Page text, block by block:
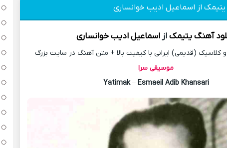
یتیمک از اسماعیل ادیب خوانساری
آهنگیتیمکازاسماعیل ادیب خوانساری
(قدیمی) ایرانی با کیفیت بالا + متن آهنگ در سایت بزرگ
موسیقی سرا
Yatimak– Esmaeil Adib Khansari